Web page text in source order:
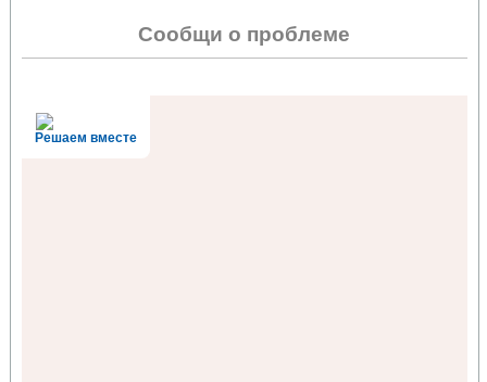
Сообщи о проблеме
Решаем вместе